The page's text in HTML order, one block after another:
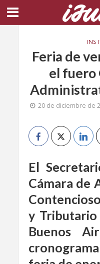
Feria de
el fuero
20 de diciembre de
El
Cámara de
y
Buenos